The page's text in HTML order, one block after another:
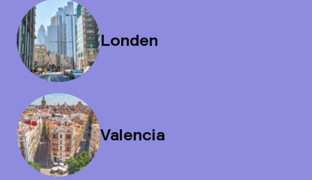
Londen
Valencia